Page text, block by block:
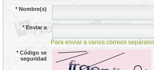
*Nombre(s)
*Enviar a
Para enviar a varios correos
*Código se
seguridad